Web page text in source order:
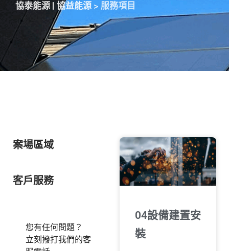
協泰能源 | 協益能源 > 服務項目
案場區域
客戶服務
您有任何問題？
立刻撥打我們的客
04設備建置安
裝